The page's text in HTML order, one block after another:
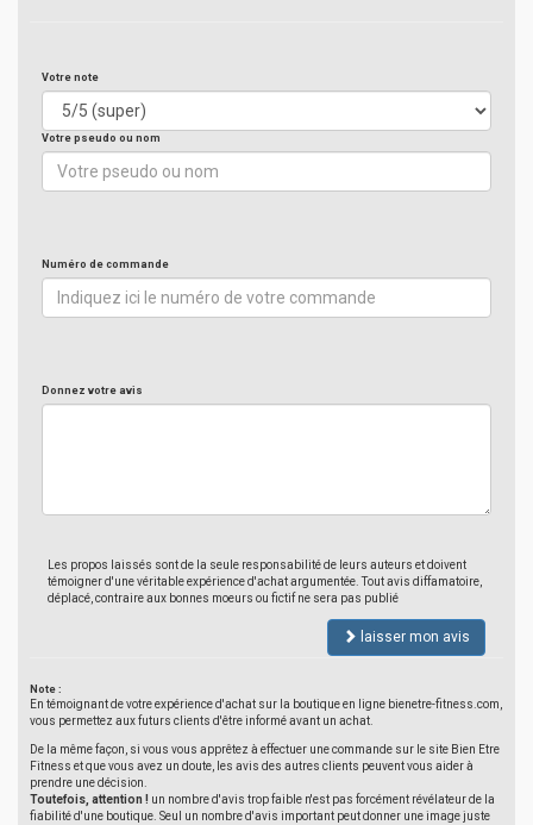
Votre note
Votre pseudo ou nom
Numéro de commande
Donnez votre avis
Les propos laissés sont de la seule responsabilité de leurs auteurs et doivent
témoigner d'une véritable expérience d'achat argumentée. Tout avis diffamatoire,
déplacé, contraire aux bonnes moeurs ou fictif ne sera pas publié
laisser mon avis
Note :
En témoignant de votre expérience d'achat sur la boutique en ligne bienetre-fitness.com,
vous permettez aux futurs clients d'être informé avant un achat.
De la même façon, si vous vous apprêtez à effectuer une commande sur le site Bien Etre
Fitness et que vous avez un doute, les avis des autres clients peuvent vous aider à
prendre une décision.
Toutefois, attention ! un nombre d'avis trop faible n'est pas forcément révélateur de la
fiabilité d'une boutique. Seul un nombre d'avis important peut donner une image juste